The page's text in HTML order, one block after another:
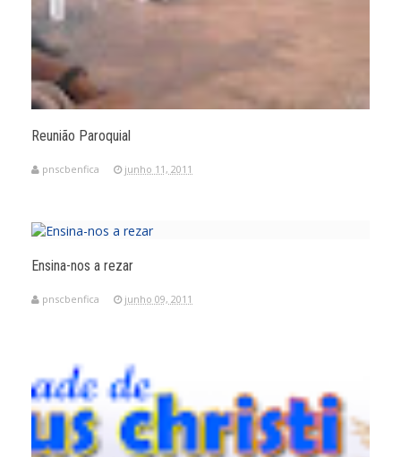
Reunião Paroquial
pnscbenfica junho 11, 2011
Ensina-nos a rezar
pnscbenfica junho 09, 2011